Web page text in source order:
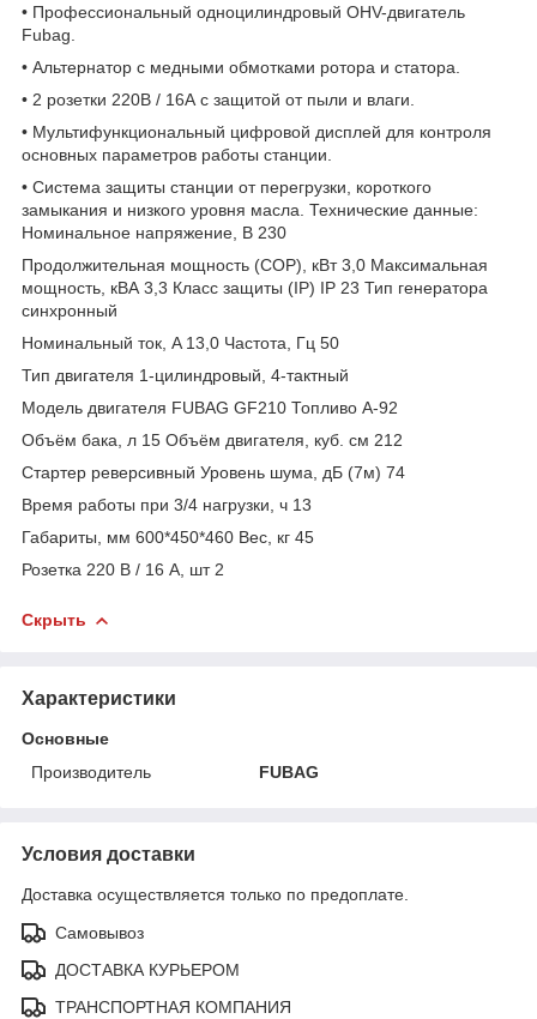
• Профессиональный одноцилиндровый OHV-двигатель
Fubag.
• Альтернатор с медными обмотками ротора и статора.
• 2 розетки 220В / 16А с защитой от пыли и влаги.
• Мультифункциональный цифровой дисплей для контроля
основных параметров работы станции.
• Система защиты станции от перегрузки, короткого
замыкания и низкого уровня масла. Технические данные:
Номинальное напряжение, В 230
Продолжительная мощность (COP), кВт 3,0 Максимальная
мощность, кВА 3,3 Класс защиты (IP) IP 23 Тип генератора
синхронный
Номинальный ток, A 13,0 Частота, Гц 50
Тип двигателя 1-цилиндровый, 4-тактный
Модель двигателя FUBAG GF210 Топливо А-92
Объём бака, л 15 Объём двигателя, куб. см 212
Стартер реверсивный Уровень шума, дБ (7м) 74
Время работы при 3/4 нагрузки, ч 13
Габариты, мм 600*450*460 Вес, кг 45
Розетка 220 В / 16 А, шт 2
Скрыть
Характеристики
Основные
Производитель
FUBAG
Условия доставки
Доставка осуществляется только по предоплате.
Самовывоз
ДОСТАВКА КУРЬЕРОМ
ТРАНСПОРТНАЯ КОМПАНИЯ